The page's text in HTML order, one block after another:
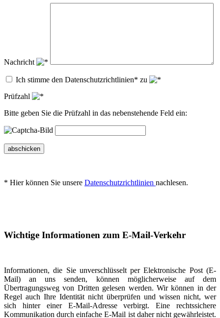
Nachricht
Ich stimme den Datenschutzrichtlinien* zu
Prüfzahl
Bitte geben Sie die Prüfzahl in das nebenstehende Feld ein:
abschicken
* Hier können Sie unsere Datenschutzrichtlinien nachlesen.
Wichtige Informationen zum E-Mail-Verkehr
Informationen, die Sie unverschlüsselt per Elektronische Post (E-
Mail) an uns senden, können möglicherweise auf dem
Übertragungsweg von Dritten gelesen werden. Wir können in der
Regel auch Ihre Identität nicht überprüfen und wissen nicht, wer
sich hinter einer E-Mail-Adresse verbirgt. Eine rechtssichere
Kommunikation durch einfache E-Mail ist daher nicht gewährleistet.